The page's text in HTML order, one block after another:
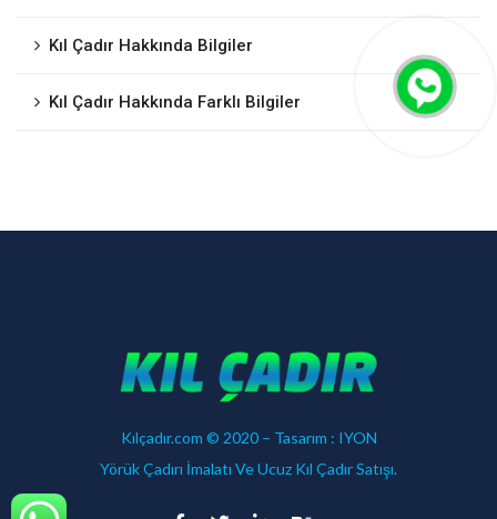
Kıl Çadır Hakkında Bilgiler
Kıl Çadır Hakkında Farklı Bilgiler
Kılçadır.com © 2020 – Tasarım : IYON
Yörük Çadırı İmalatı Ve Ucuz Kıl Çadır Satışı.